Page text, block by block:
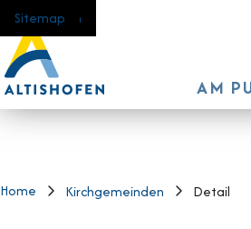
Navigieren in Altishofen
Schnellnavigation
Home
Navigation
Inhalt
Suche
Sitemap
AM
Home Kirchgemeinden Detail